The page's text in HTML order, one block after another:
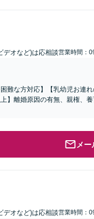
デオなど)は応相談営業時間：
難な方対応】【乳幼児お連
】離婚原因の有無、親権、
メ
デオなど)は応相談営業時間：